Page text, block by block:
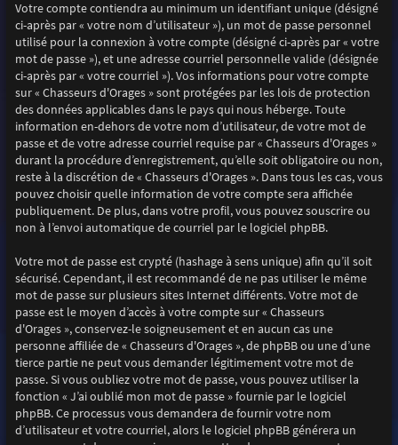
Votre compte contiendra au minimum un identifiant unique (désigné
ci-après par « votre nom d’utilisateur »), un mot de passe personnel
utilisé pour la connexion à votre compte (désigné ci-après par « votre
mot de passe »), et une adresse courriel personnelle valide (désignée
ci-après par « votre courriel »). Vos informations pour votre compte
sur « Chasseurs d'Orages » sont protégées par les lois de protection
des données applicables dans le pays qui nous héberge. Toute
information en-dehors de votre nom d’utilisateur, de votre mot de
passe et de votre adresse courriel requise par « Chasseurs d'Orages »
durant la procédure d’enregistrement, qu’elle soit obligatoire ou non,
reste à la discrétion de « Chasseurs d'Orages ». Dans tous les cas, vous
pouvez choisir quelle information de votre compte sera affichée
publiquement. De plus, dans votre profil, vous pouvez souscrire ou
non à l’envoi automatique de courriel par le logiciel phpBB.
Votre mot de passe est crypté (hashage à sens unique) afin qu’il soit
sécurisé. Cependant, il est recommandé de ne pas utiliser le même
mot de passe sur plusieurs sites Internet différents. Votre mot de
passe est le moyen d’accès à votre compte sur « Chasseurs
d'Orages », conservez-le soigneusement et en aucun cas une
personne affiliée de « Chasseurs d'Orages », de phpBB ou une d’une
tierce partie ne peut vous demander légitimement votre mot de
passe. Si vous oubliez votre mot de passe, vous pouvez utiliser la
fonction « J’ai oublié mon mot de passe » fournie par le logiciel
phpBB. Ce processus vous demandera de fournir votre nom
d’utilisateur et votre courriel, alors le logiciel phpBB générera un